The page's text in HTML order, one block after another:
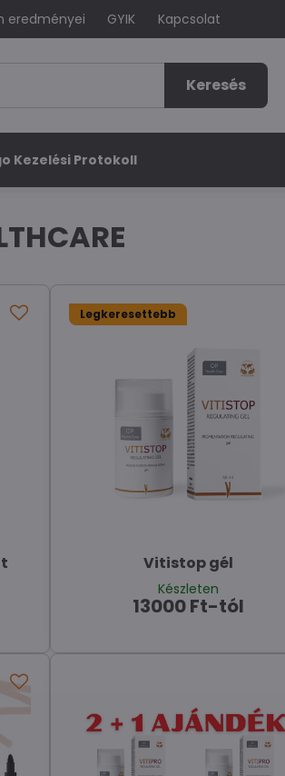
eredményei GYIK Kapcsolat
Keresés
Kezelési Protokoll
Legkeresettebb
Vitistop gél
Készleten
13000 Ft-tól